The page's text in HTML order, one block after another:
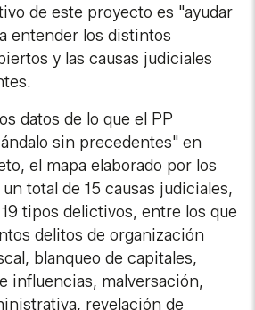
de este proyecto es "ayudar
entender los distintos
y las causas judiciales
datos de lo que el PP
sin precedentes" en
el mapa elaborado por los
total de 15 causas judiciales,
tipos delictivos, entre los que
delitos de organización
blanqueo de capitales,
influencias, malversación,
revelación de